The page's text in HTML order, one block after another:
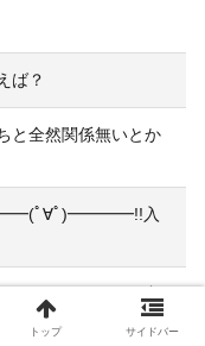
ば？
と全然関係無いとか
ﾟ∀ﾟ)━━━━!!入
トップ サイドバー